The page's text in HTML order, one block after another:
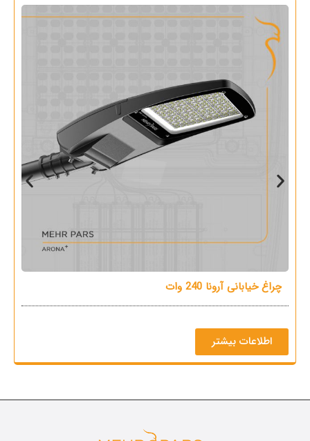
چراغ خیابانی آرونا 240 وات
اطلاعات بیشتر